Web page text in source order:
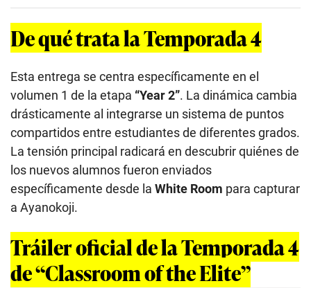
De qué trata la Temporada 4
Esta entrega se centra específicamente en el
volumen 1 de la etapa “Year 2”. La dinámica cambia
drásticamente al integrarse un sistema de puntos
compartidos entre estudiantes de diferentes grados.
La tensión principal radicará en descubrir quiénes de
los nuevos alumnos fueron enviados
específicamente desde la White Room para capturar
a Ayanokoji.
Tráiler oficial de la Temporada 4
de “Classroom of the Elite”